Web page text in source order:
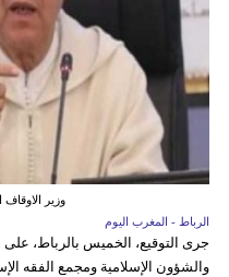
وزير الاوقاف
الرباط - المغرب اليوم
جرى التوقيع، الخميس بالرباط، على
والشؤون الإسلامية ومجمع الفقه